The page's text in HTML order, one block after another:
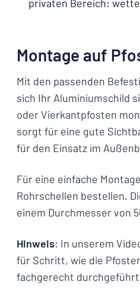
privaten Bereich:
Montage auf
Mit den passenden
sich Ihr Aluminiumschild
oder Vierkantpfosten
sorgt für eine gute
für den Einsatz im
Für eine einfache
Rohrschellen bestellen.
einem Durchmesser von
Hinweis: In unserem
für Schritt, wie die
fachgerecht